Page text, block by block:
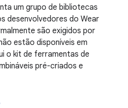
um grupo de bibliotecas
desenvolvedores do Wear
são exigidos por
estão disponíveis em
o kit de ferramentas de
pré-criados e